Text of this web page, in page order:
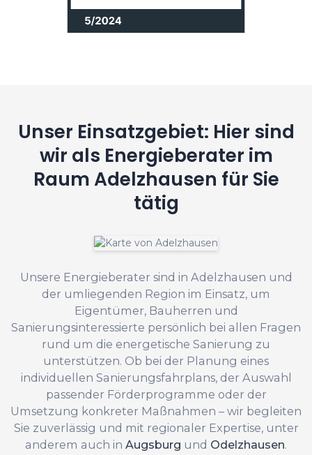
Unser Einsatzgebiet: Hier sind
wir als Energieberater im
Raum Adelzhausen für Sie
tätig
Unsere Energieberater sind in Adelzhausen und
der umliegenden Region im Einsatz, um
Eigentümer, Bauherren und
Sanierungsinteressierte persönlich bei allen Fragen
rund um die energetische Sanierung zu
unterstützen. Ob bei der Planung eines
individuellen Sanierungsfahrplans, der Auswahl
passender Förderprogramme oder der
Umsetzung konkreter Maßnahmen – wir begleiten
Sie zuverlässig und mit regionaler Expertise, unter
anderem auch in Augsburg und Odelzhausen.